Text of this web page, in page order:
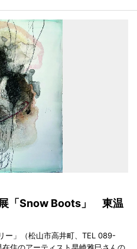
「Snow Boots」 東温
ー」（松山市高井町、TEL 089-